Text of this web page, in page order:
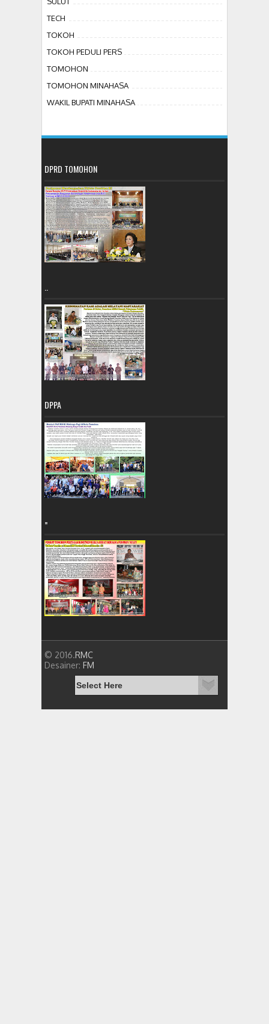
TECH
TOKOH
TOKOH PEDULI PERS
TOMOHON
TOMOHON MINAHASA
WAKIL BUPATI MINAHASA
DPRD TOMOHON
..
DPPA
=
© 2016.RMC
Desainer: FM